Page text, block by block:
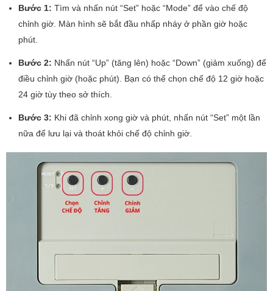
Bước 1: Tìm và nhấn nút “Set” hoặc “Mode” để vào chế độ
chỉnh giờ. Màn hình sẽ bắt đầu nhấp nháy ở phần giờ hoặc
phút.
Bước 2: Nhấn nút “Up” (tăng lên) hoặc “Down” (giảm xuống) để
điều chỉnh giờ (hoặc phút). Bạn có thể chọn chế độ 12 giờ hoặc
24 giờ tùy theo sở thích.
Bước 3: Khi đã chỉnh xong giờ và phút, nhấn nút “Set” một lần
nữa để lưu lại và thoát khỏi chế độ chỉnh giờ.